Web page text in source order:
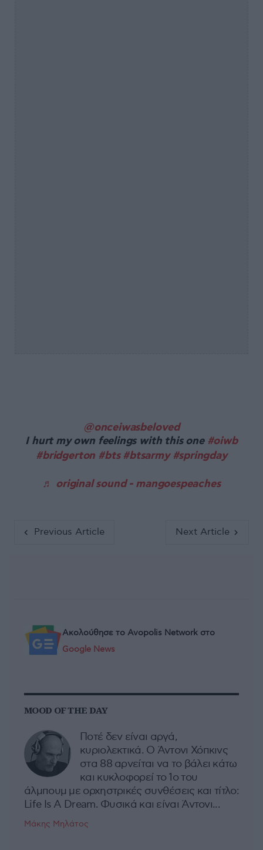
@onceiwasbeloved
I hurt my own feelings with this one #oiwb
#bridgerton #bts #btsarmy #springday
♬ original sound - mangoespeaches
Previous Article Next Article
Ακολούθησε το Avopolis Network στο
Google News
MOOD OF THE DAY
Ποτέ δεν είναι αργά,
κυριολεκτικά. Ο Άντονι Χόπκινς
στα 88 αρνείται να το βάλει κάτω
και κυκλοφορεί το 1ο του
άλμπουμ με ορχηστρικές συνθέσεις και τίτλο:
Life Is A Dream. Φυσικά και είναι Άντονι...
Μάκης Μηλάτος